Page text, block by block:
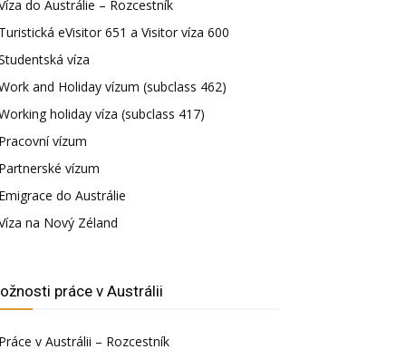
do Austrálie – Rozcestník
eVisitor 651 a Visitor víza 600
víza
and Holiday vízum (subclass 462)
holiday víza (subclass 417)
vízum
vízum
do Austrálie
na Nový Zéland
práce v Austrálii
v Austrálii – Rozcestník